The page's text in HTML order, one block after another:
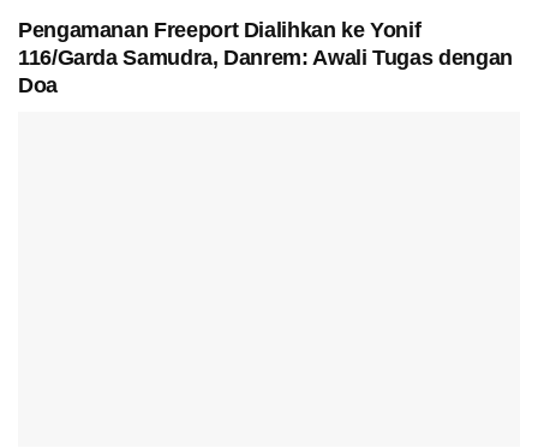
Pengamanan Freeport Dialihkan ke Yonif
116/Garda Samudra, Danrem: Awali Tugas dengan
Doa